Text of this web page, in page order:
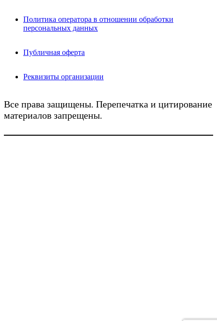
Политика оператора в отношении обработки
персональных данных
Публичная оферта
Реквизиты организации
Все права защищены. Перепечатка и цитирование
материалов запрещены.